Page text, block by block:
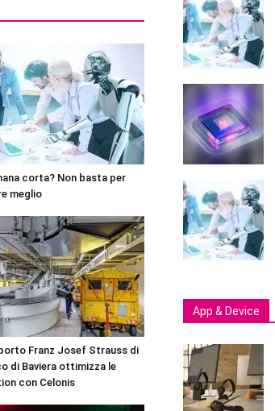
corta? Non basta per
meglio
Franz Josef Strauss di
di Baviera ottimizza le
con Celonis
App & Device